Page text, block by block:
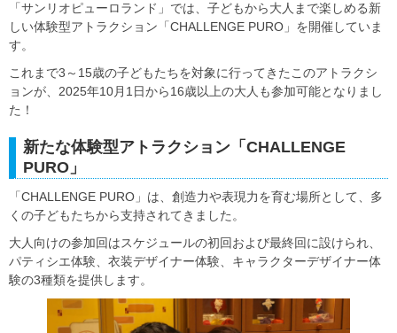
「サンリオピューロランド」では、子どもから大人まで楽しめる新
しい体験型アトラクション「CHALLENGE PURO」を開催していま
す。
これまで3～15歳の子どもたちを対象に行ってきたこのアトラクシ
ョンが、2025年10月1日から16歳以上の大人も参加可能となりまし
た！
新たな体験型アトラクション「CHALLENGE
PURO」
「CHALLENGE PURO」は、創造力や表現力を育む場所として、多
くの子どもたちから支持されてきました。
大人向けの参加回はスケジュールの初回および最終回に設けられ、
パティシエ体験、衣装デザイナー体験、キャラクターデザイナー体
験の3種類を提供します。